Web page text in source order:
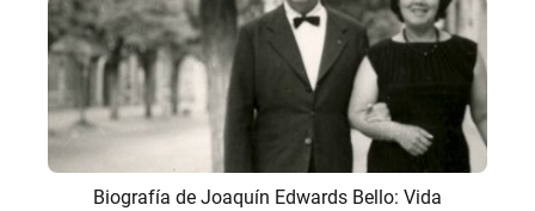
Biografía de Joaquín Edwards Bello: Vida